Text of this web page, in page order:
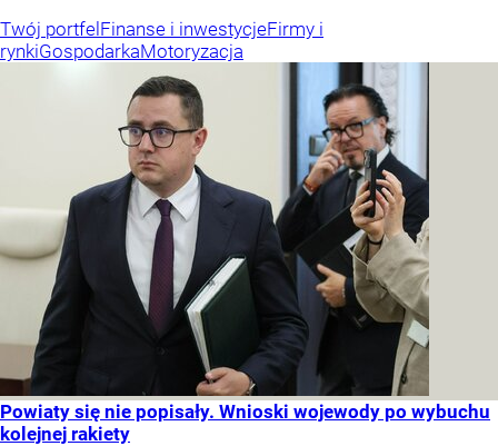
Twój portfelFinanse i inwestycjeFirmy i
rynkiGospodarkaMotoryzacja
Powiaty się nie popisały. Wnioski wojewody po wybuchu
kolejnej rakiety